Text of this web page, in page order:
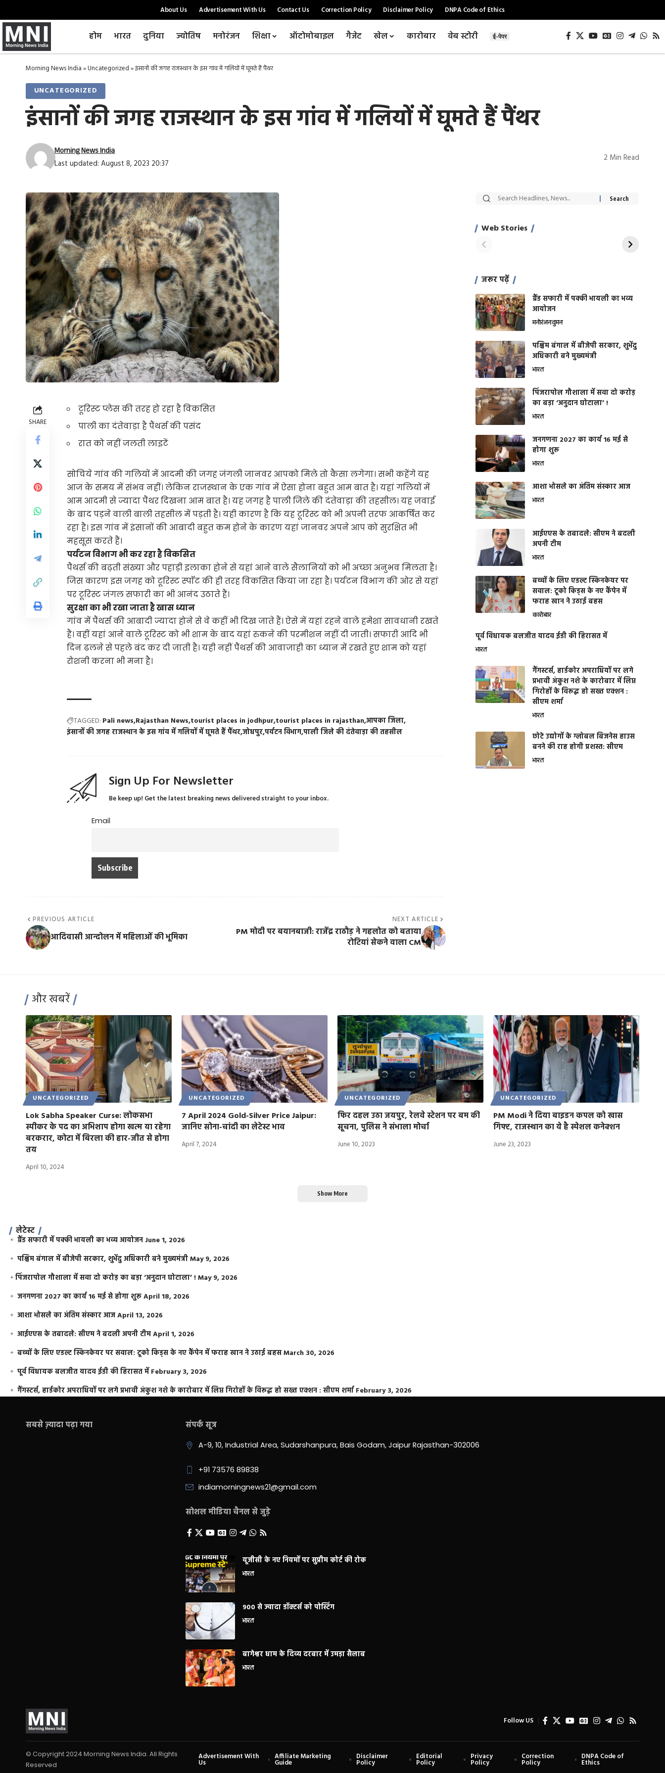
About Us Advertisement With Us Contact Us Correction Policy Disclaimer Policy DNPA Code of Ethics
होम भारत दुनिया ज्योतिष मनोरंजन शिक्षा ऑटोमोबाइल गैजेट खेल कारोबार वेब स्टोरी ई-पेपर
Morning News India»Uncategorized»इंसानों की जगह राजस्थान के इस गांव में गलियों में घूमते हैं पैंथर
UNCATEGORIZED
इंसानों की जगह राजस्थान के इस गांव में गलियों में घूमते हैं पैंथर
Last updated: August 8, 2023 20:37
Morning News India 2 Min Read
SHARE
टूरिस्ट प्लेस की तरह हो रहा है विकसित
पाली का दंतेवाड़ा है पैंथर्स की पसंद
रात को नहीं जलती लाइटें
सोचिये गांव की गलियों में आदमी की जगह जंगली जानवर आपको मिले तो कैसा लगेगा। सभी कहेंगे यह
आज के समय में संभव नहीं। लेकिन राजस्थान के एक गांव में ऐसा होना बहुत आम बात है। यहां गलियों में
आम आदमी से ज्यादा पैंथर दिखना आम बात है। यह जगह है पाली जिले की दंतेवाड़ा की तहसील। यह जवाई
के बाद पड़ने वाली बाली तहसील में पड़ती है। यही कारण है कि यह टूरिस्ट को भी अपनी तरफ आकर्षित कर
रहा है। इस गांव में इंसानों की आबादी बहुत कम होने के कारण यहां जानवर अपने आप को सुरक्षित भी
महसूस करते हैं।
पर्यटन विभाग भी कर रहा है विकसित
पैंथर्स की बढ़ती संख्या और पहाड़ी इलाका होने से यहां आने वाले सैलानियों को भी अच्छा अनुभव मिलता है।
जिस कारण इस जगह को टूरिस्ट स्पाॅट की ही तरह विकसित किया जा रहा है। पर्यटन विभाग की ओर से यहां
पर टूरिस्ट जंगल सफारी का भी आनंद उठाते हैं।
सुरक्षा का भी रखा जाता है खास ध्यान
गांव में पैंथर्स की आबादी ज्यादा होने से वे कहीं भी दिख जाते हैं। ऐसे में यहां रहने वाले हमेशा सावधानी रखते
हैं। वहीं यहां आने वाले टूरिस्ट को भी शाम के बाद यहां रुकने की परमीशन नहीं दी जाती। सफारी आदि भी
दिन ढलने से पहले बंद कर दी जाती है। यही नहीं पैंथर्स की आवाजाही का ध्यान में रखते हुए शाम को यहां
रोशनी करना भी मना है।
TAGGED: Pali news Rajasthan News tourist places in jodhpur tourist places in rajasthanआपका जिला
इंसानों की जगह राजस्थान के इस गांव में गलियों में घूमते हैं पैंथरजोधपुरपर्यटन विभागपाली जिले की दंतेवाड़ा की तहसील
Sign Up For Newsletter
Be keep up! Get the latest breaking news delivered straight to your inbox.
Email
PREVIOUS ARTICLE
आदिवासी आन्दोलन में महिलाओं की भूमिका
NEXT ARTICLE
PM मोदी पर बयानबाजी: राजेंद्र राठौड़ ने गहलोत को बताया
रोटियां सेकने वाला CM
Web Stories
सट्टेबाजी में अरेस्ट हुए
साहिल खान
रोज एक कच्चे लहसुन
जरूर पढ़ें
ग्रैंड सफारी में पक्की भायली का भव्य
आयोजन
मनोरंजनवुमन
पश्चिम बंगाल में बीजेपी सरकार, शुभेंदु
अधिकारी बने मुख्यमंत्री
भारत
​पिंजरापोल गौशाला में सवा दो करोड़
का बड़ा ‘अनुदान घोटाला’ !
भारत
जनगणना 2027 का कार्य 16 मई से
होगा शुरू
भारत
आशा भोसले का अंतिम संस्कार आज
भारत
आईएएस के तबादले: सीएम ने बदली
अपनी टीम
भारत
बच्चों के लिए एडल्ट स्किनकेयर पर
सवाल: टूको किड्स के नए कैंपेन में
फराह खान ने उठाई बहस
कारोबार
पूर्व विधायक बलजीत यादव ईडी की हिरासत में
भारत
गैंगस्टर्स, हार्डकोर अपराधियों पर लगे
प्रभावी अंकुश नशे के कारोबार में लिप्त
गिरोहों के विरूद्ध हो सख्त एक्शन :
सीएम शर्मा
भारत
छोटे उद्योगों के ग्लोबल बिजनेस हाउस
बनने की राह होगी प्रशस्त: सीएम
भारत
और खबरें
UNCATEGORIZED
Lok Sabha Speaker Curse: लोकसभा
स्पीकर के पद का अभिशाप होगा खत्म या रहेगा
बरकरार, कोटा में बिरला की हार-जीत से होगा
तय
April 10, 2024
UNCATEGORIZED
7 April 2024 Gold-Silver Price Jaipur:
जानिए सोना-चांदी का लेटेस्ट भाव
April 7, 2024
UNCATEGORIZED
फिर दहल उठा जयपुर, रेलवे स्टेशन पर बम की
सूचना, पुलिस ने संभाला मोर्चा
June 10, 2023
UNCATEGORIZED
PM Modi ने दिया बाइडन कपल को खास
गिफ्ट, राजस्थान का ये है स्पेशल कनेक्शन
June 23, 2023
Show More
लेटेस्ट
ग्रैंड सफारी में पक्की भायली का भव्य आयोजन June 1, 2026
पश्चिम बंगाल में बीजेपी सरकार, शुभेंदु अधिकारी बने मुख्यमंत्रीMay 9, 2026
​पिंजरापोल गौशाला में सवा दो करोड़ का बड़ा ‘अनुदान घोटाला’ !May 9, 2026
जनगणना 2027 का कार्य 16 मई से होगा शुरूApril 18, 2026
आशा भोसले का अंतिम संस्कार आजApril 13, 2026
आईएएस के तबादले: सीएम ने बदली अपनी टीमApril 1, 2026
बच्चों के लिए एडल्ट स्किनकेयर पर सवाल: टूको किड्स के नए कैंपेन में फराह खान ने उठाई बहसMarch 30, 2026
पूर्व विधायक बलजीत यादव ईडी की हिरासत में February 3, 2026
गैंगस्टर्स, हार्डकोर अपराधियों पर लगे प्रभावी अंकुश नशे के कारोबार में लिप्त गिरोहों के विरूद्ध हो सख्त एक्शन : सीएम शर्मा February 3, 2026
सबसे ज़्यादा पढ़ा गया संपर्क सूत्र
A-9, 10, Industrial Area, Sudarshanpura, Bais Godam, Jaipur Rajasthan-302006
+91 73576 89838
indiamorningnews21@gmail.com
सोशल मीडिया चैनल से जुड़े
यूजीसी के नए नियमों पर सुप्रीम कोर्ट की रोक
भारत
900 से ज्यादा डॉक्टर्स को पोस्टिंग
भारत
बागेश्वर धाम के दिव्य दरबार में उमड़ा सैलाब
भारत
Follow US
© Copyright 2024 Morning News India. All Rights
Reserved
Advertisement With
Us
Affiliate Marketing
Guide
Disclaimer
Policy
Editorial
Policy
Privacy
Policy
Correction
Policy
DNPA Code of
Ethics